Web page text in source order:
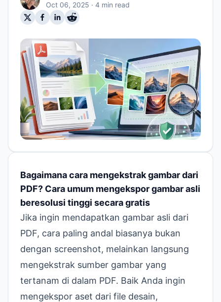
Oct 06, 2025 · 4 min read
Bagaimana cara mengekstrak gambar dari
PDF? Cara umum mengekspor gambar asli
beresolusi tinggi secara gratis
Jika ingin mendapatkan gambar asli dari
PDF, cara paling andal biasanya bukan
dengan screenshot, melainkan langsung
mengekstrak sumber gambar yang
tertanam di dalam PDF. Baik Anda ingin
mengekspor aset dari file desain,